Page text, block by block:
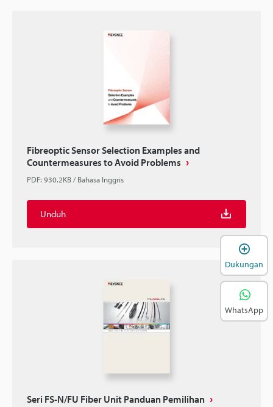
Fibreoptic Sensor Selection Examples and
Countermeasures to Avoid Problems
PDF: 930.2KB/Bahasa Inggris
Unduh
Seri FS-N/FU Fiber Unit Panduan Pemilihan
Dukungan
WhatsApp